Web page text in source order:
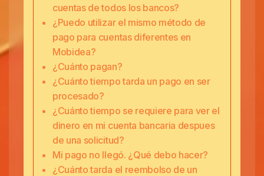
cuentas de todos los bancos?
¿Puedo utilizar el mismo método de
pago para cuentas diferentes en
Mobidea?
¿Cuánto pagan?
¿Cuánto tiempo tarda un pago en ser
procesado?
¿Cuánto tiempo se requiere para ver el
dinero en mi cuenta bancaria despues
de una solicitud?
Mi pago no llegó. ¿Qué debo hacer?
¿Cuánto tarda el reembolso de un